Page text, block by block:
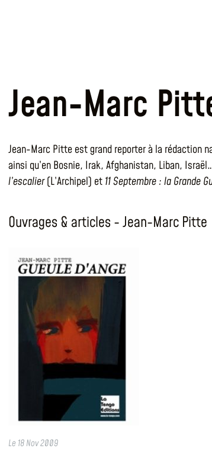
Jean-Marc
Jean-Marc Pitte est grand reporter à la rédaction
ainsi qu’en Bosnie, Irak, Afghanistan, Liban,
l’escalier(L’Archipel) et 11 Septembre : la Grande
Ouvrages & articles - Jean-Marc Pitte
Le 18 Nov 2009